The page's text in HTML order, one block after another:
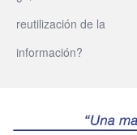
reutilización de la
información?